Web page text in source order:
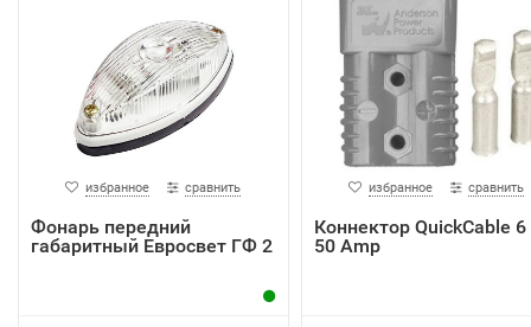
избранное сравнить
Фонарь передний
габаритный Евросвет ГФ 2
избранное сравнить
Коннектор QuickCable 6
50 Amp